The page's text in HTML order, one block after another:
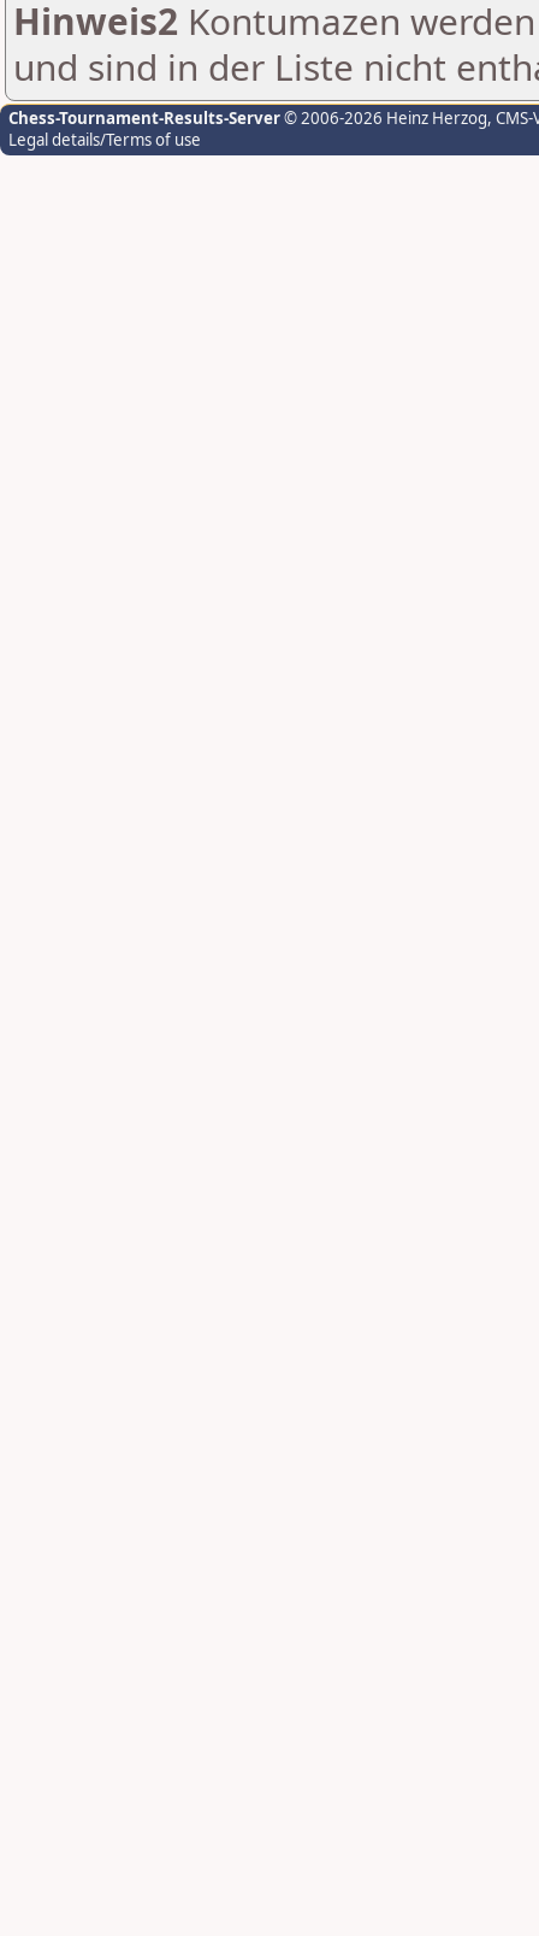
Hinweis2 Kontumazen
und sind in der Liste nicht
Chess-Tournament-Results-Server© 2006-2026 Heinz Herzog,
Legal details/Terms of use